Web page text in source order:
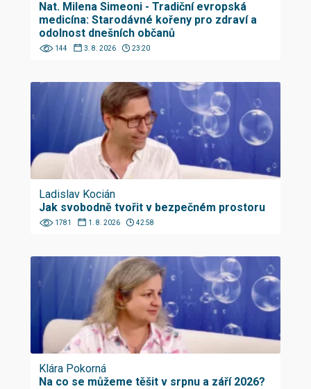
Nat. Milena Simeoni - Tradiční evropská
medicína: Starodávné kořeny pro zdraví a
odolnost dnešních občanů
144 3. 8. 2026 23:20
Ladislav Kocián
Jak svobodně tvořit v bezpečném prostoru
1781 1. 8. 2026 42:58
Klára Pokorná
Na co se můžeme těšit v srpnu a září 2026?